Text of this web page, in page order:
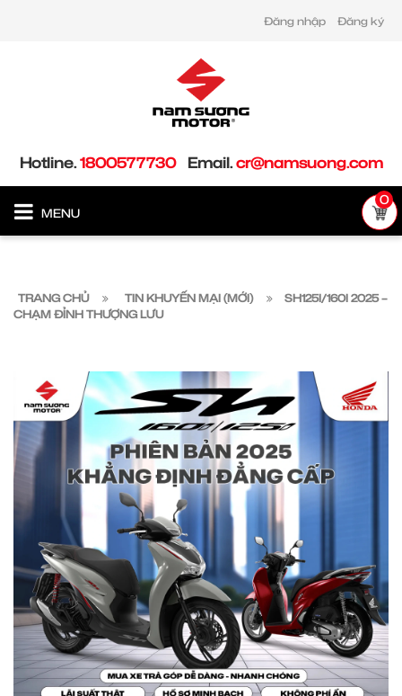
Đăng nhập Đăng ký
Hotline.1800577730 Email.cr@namsuong.com
MENU
0
TRANG CHỦ TIN KHUYẾN MẠI (MỚI)
SH125I/160I 2025 –
CHẠM ĐỈNH THƯỢNG LƯU